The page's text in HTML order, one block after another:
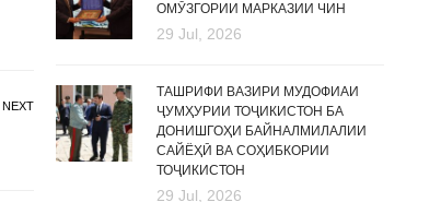
NEXT
ОМӮЗГОРИИ МАРКАЗИИ ЧИН
29 Jul, 2026
ТАШРИФИ ВАЗИРИ МУДОФИАИ
ҶУМҲУРИИ ТОҶИКИСТОН БА
ДОНИШГОҲИ БАЙНАЛМИЛАЛИИ
САЙЁҲӢ ВА СОҲИБКОРИИ
ТОҶИКИСТОН
29 Jul, 2026